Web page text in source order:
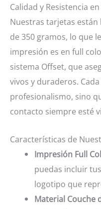
Calidad y Resistencia
Nuestras tarjetas
de 350 gramos, lo que
impresión es en full
sistema Offset, que
vivos y duraderos.
profesionalismo, sino
contacto siempre esté
Características de
Impresión Full
puedas incluir
logotipo que
Material Couche